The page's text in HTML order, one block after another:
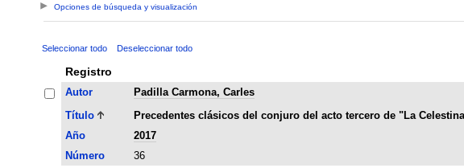
Opciones de búsqueda y visualización
Seleccionar todo Deseleccionar todo
Registro
Autor
Padilla Carmona, Carles
Título
Precedentes clásicos del conjuro del acto tercero de "La
Año
2017
Número
36